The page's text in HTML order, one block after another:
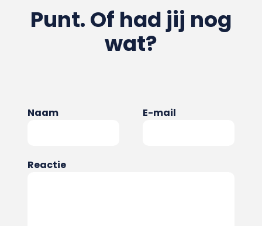
Punt. Of had jij nog
wat?
Naam E-mail
Reactie